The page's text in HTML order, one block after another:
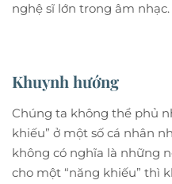
nghệ sĩ lớn trong âm nhạc.
Khuynh hướng
Chúng ta không thể phủ
khiếu” ở một số cá nhân
không có nghĩa là những
cho một “năng khiếu” thì